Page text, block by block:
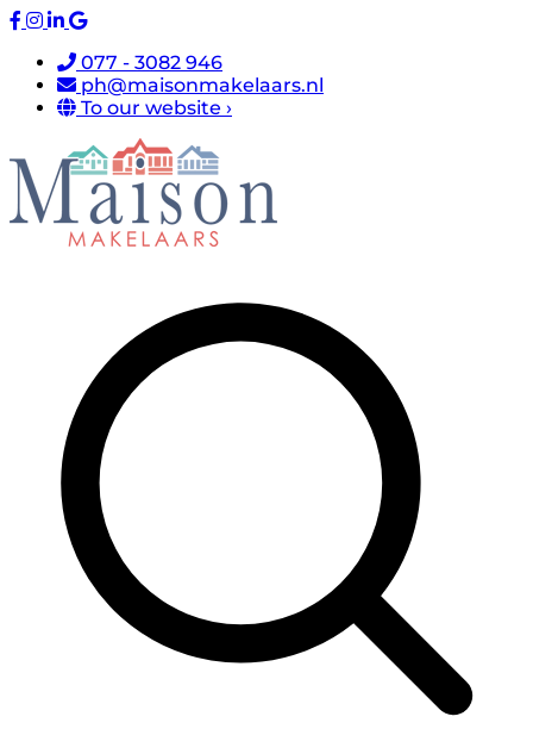
077 - 3082 946
ph@maisonmakelaars.nl
To our website ›